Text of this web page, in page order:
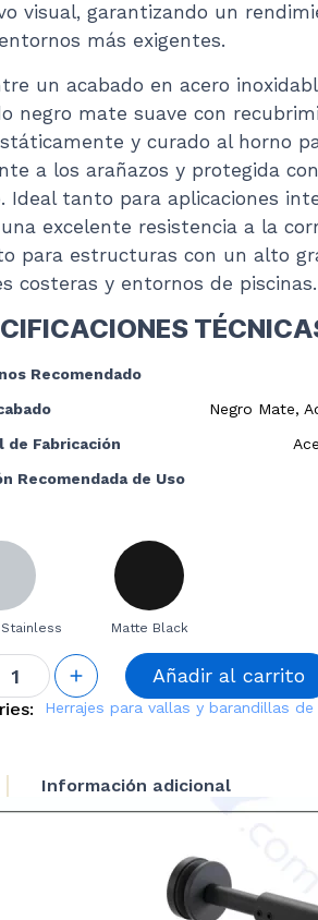
visual, garantizando un
más exigentes.
un acabado en acero
negro mate suave con
y curado al horno
a los arañazos y protegida
Ideal tanto para aplicaciones
excelente resistencia a la
para estructuras con un alto
costeras y entornos de piscinas.
Recomendado
Negro Mate,
de Fabricación
Recomendada de Uso
Matte Black
Añadir al carrito
Herrajes para vallas y barandillas
Información adicional